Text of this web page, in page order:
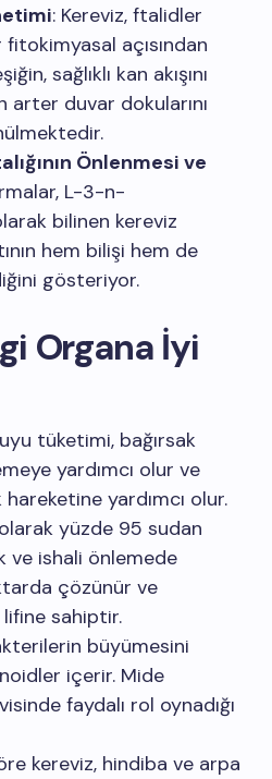
: Kereviz, ftalidler
açısından
sağlıklı kan akışını
duvar dokularını
Önlenmesi ve
L-3-n-
bilinen kereviz
hem bilişi hem de
gösteriyor.
Organa İyi
tüketimi, bağırsak
yardımcı olur ve
yardımcı olur.
yüzde 95 sudan
ve ishali önlemede
çözünür ve
sahiptir.
büyümesini
içerir. Mide
faydalı rol oynadığı
kereviz, hindiba ve arpa